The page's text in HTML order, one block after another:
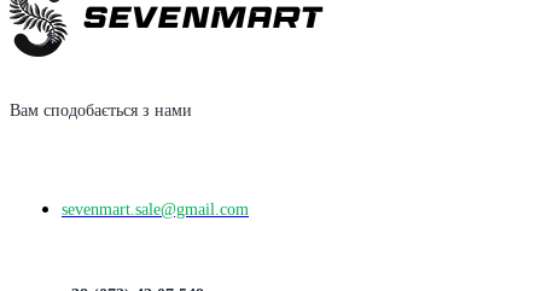
Вам сподобається з нами
sevenmart.sale@gmail.com